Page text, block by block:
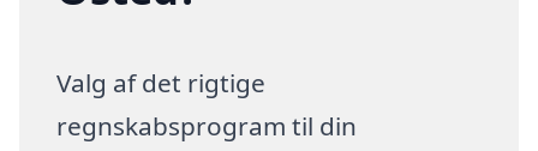
Valg af det rigtige
regnskabsprogram til din